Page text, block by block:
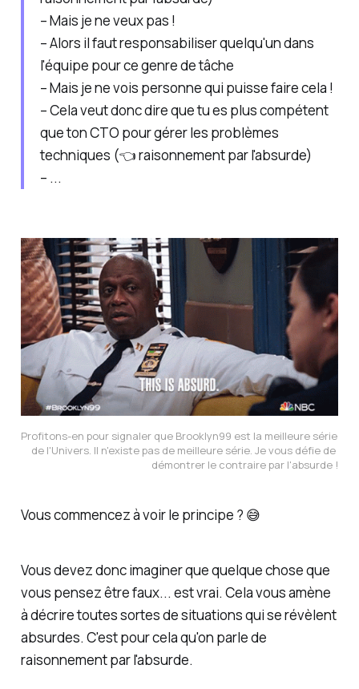
– Mais je ne veux pas !
– Alors il faut responsabiliser quelqu'un dans
l'équipe pour ce genre de tâche
– Mais je ne vois personne qui puisse faire cela !
– Cela veut donc dire que tu es plus compétent
que ton CTO pour gérer les problèmes
techniques (👈 raisonnement par l'absurde)
– ...
Profitons-en pour signaler que Brooklyn99 est la meilleure série
de l'Univers. Il n'existe pas de meilleure série. Je vous défie de
démontrer le contraire par l'absurde !
Vous commencez à voir le principe ? 😅
Vous devez donc imaginer que quelque chose que
vous pensez être faux... est vrai. Cela vous amène
à décrire toutes sortes de situations qui se révèlent
absurdes. C'est pour cela qu'on parle de
raisonnement par l'absurde.